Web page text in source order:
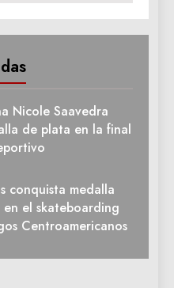
Nicole Saavedra
de plata en la final
conquista medalla
el skateboarding
Centroamericanos